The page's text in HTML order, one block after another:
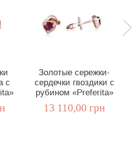
с
Золотые сережки-
сердечки гвоздики с
рубином «Preferita»
13 110,00 грн